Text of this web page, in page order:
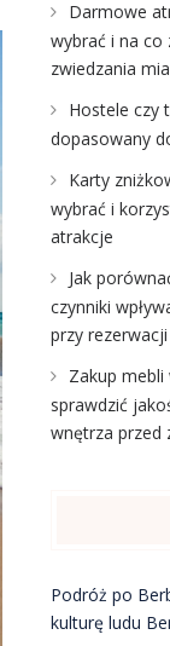
Darmowe
wybrać i na co
zwiedzania
Hostele czy
dopasowany
Karty
wybrać i
atrakcje
Jak
czynniki
przy rezerwacji
Zakup
sprawdzić
wnętrza przed
Podróż po
kulturę ludu